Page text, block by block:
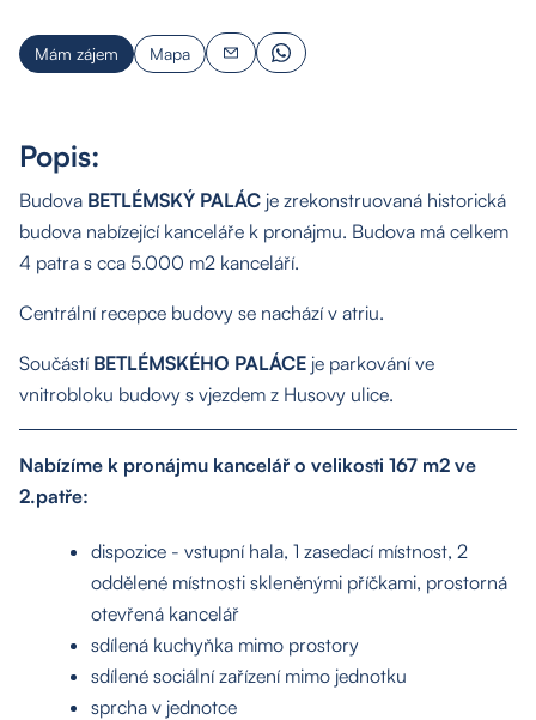
Mám zájem Mapa
Popis:
Budova BETLÉMSKÝ PALÁC je zrekonstruovaná historická
budova nabízející kanceláře k pronájmu. Budova má celkem
4 patra s cca 5.000 m2 kanceláří.
Centrální recepce budovy se nachází v atriu.
Součástí BETLÉMSKÉHO PALÁCE je parkování ve
vnitrobloku budovy s vjezdem z Husovy ulice.
Nabízíme k pronájmu kancelář o velikosti 167 m2 ve
2.patře:
dispozice - vstupní hala, 1 zasedací místnost, 2
oddělené místnosti skleněnými příčkami, prostorná
otevřená kancelář
sdílená kuchyňka mimo prostory
sdílené sociální zařízení mimo jednotku
sprcha v jednotce